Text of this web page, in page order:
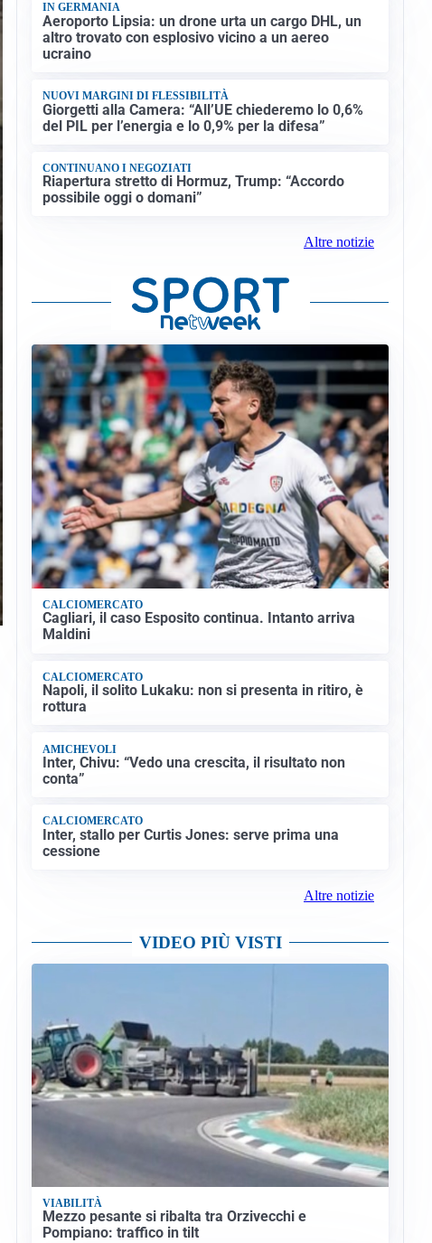
IN GERMANIA
Aeroporto Lipsia: un drone urta un cargo DHL, un
altro trovato con esplosivo vicino a un aereo
ucraino
NUOVI MARGINI DI FLESSIBILITÀ
Giorgetti alla Camera: “All’UE chiederemo lo 0,6%
del PIL per l’energia e lo 0,9% per la difesa”
CONTINUANO I NEGOZIATI
Riapertura stretto di Hormuz, Trump: “Accordo
possibile oggi o domani”
Altre notizie
CALCIOMERCATO
Cagliari, il caso Esposito continua. Intanto arriva
Maldini
CALCIOMERCATO
Napoli, il solito Lukaku: non si presenta in ritiro, è
rottura
AMICHEVOLI
Inter, Chivu: “Vedo una crescita, il risultato non
conta”
CALCIOMERCATO
Inter, stallo per Curtis Jones: serve prima una
cessione
Altre notizie
VIDEO PIÙ VISTI
VIABILITÀ
Mezzo pesante si ribalta tra Orzivecchi e
Pompiano: traffico in tilt